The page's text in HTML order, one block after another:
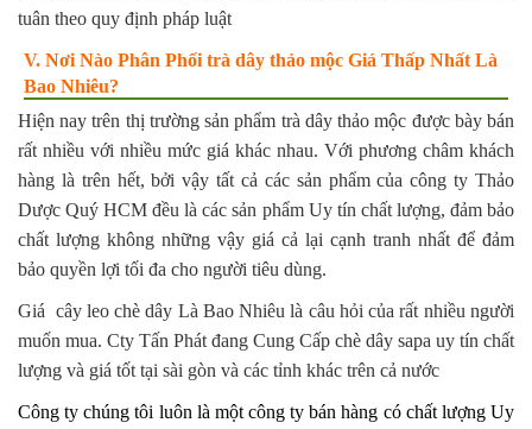
tuân theo quy định pháp luật
V. Nơi Nào Phân Phối trà dây thảo mộc Giá Thấp Nhất Là
Bao Nhiêu?
Hiện nay trên thị trường sản phẩm trà dây thảo mộc được bày bán
rất nhiều với nhiều mức giá khác nhau. Với phương châm khách
hàng là trên hết, bởi vậy tất cả các sản phẩm của công ty Thảo
Dược Quý HCM đều là các sản phẩm Uy tín chất lượng, đảm bảo
chất lượng không những vậy giá cả lại cạnh tranh nhất để đảm
bảo quyền lợi tối đa cho người tiêu dùng.
Giá cây leo chè dây Là Bao Nhiêu là câu hỏi của rất nhiều người
muốn mua. Cty Tấn Phát đang Cung Cấp chè dây sapa uy tín chất
lượng và giá tốt tại sài gòn và các tỉnh khác trên cả nước
Công ty chúng tôi luôn là một công ty bán hàng có chất lượng Uy